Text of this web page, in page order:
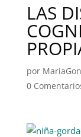
LAS
por
0